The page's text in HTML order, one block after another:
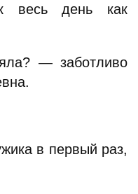
весь день как
— заботливо
в первый раз,